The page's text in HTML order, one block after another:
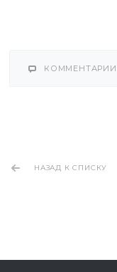
КОММЕНТАРИИ
НАЗАД К СПИСКУ